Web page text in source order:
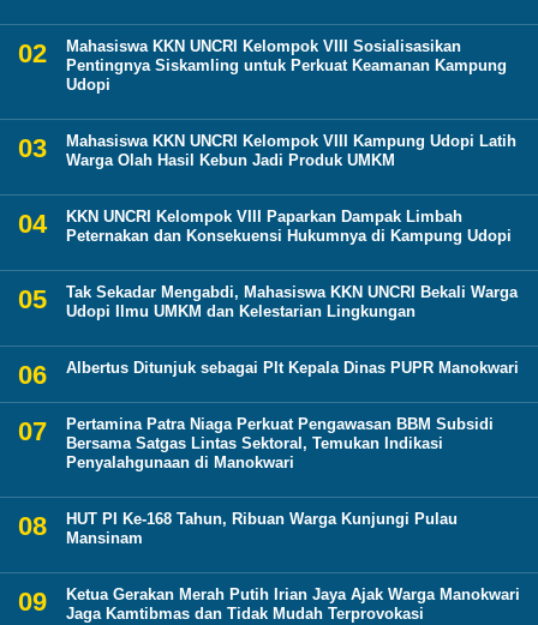
Mahasiswa KKN UNCRI Kelompok VIII Sosialisasikan
Pentingnya Siskamling untuk Perkuat Keamanan Kampung
Udopi
Mahasiswa KKN UNCRI Kelompok VIII Kampung Udopi Latih
Warga Olah Hasil Kebun Jadi Produk UMKM
KKN UNCRI Kelompok VIII Paparkan Dampak Limbah
Peternakan dan Konsekuensi Hukumnya di Kampung Udopi
Tak Sekadar Mengabdi, Mahasiswa KKN UNCRI Bekali Warga
Udopi Ilmu UMKM dan Kelestarian Lingkungan
Albertus Ditunjuk sebagai Plt Kepala Dinas PUPR Manokwari
Pertamina Patra Niaga Perkuat Pengawasan BBM Subsidi
Bersama Satgas Lintas Sektoral, Temukan Indikasi
Penyalahgunaan di Manokwari
HUT PI Ke-168 Tahun, Ribuan Warga Kunjungi Pulau
Mansinam
Ketua Gerakan Merah Putih Irian Jaya Ajak Warga Manokwari
Jaga Kamtibmas dan Tidak Mudah Terprovokasi